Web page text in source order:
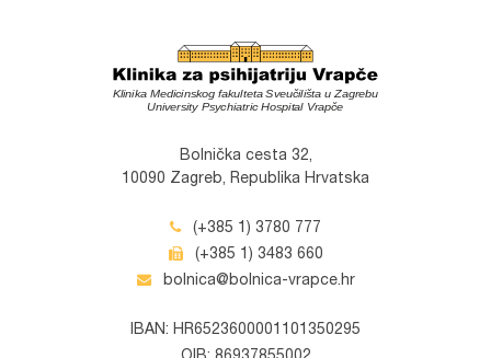
Bolnička cesta 32,
10090 Zagreb, Republika Hrvatska
(+385 1) 3780 777
(+385 1) 3483 660
bolnica@bolnica-vrapce.hr
IBAN: HR6523600001101350295